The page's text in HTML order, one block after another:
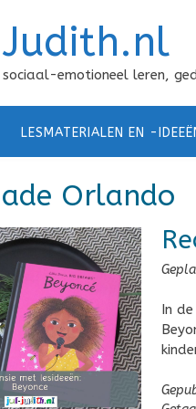
sociaal-emotioneel leren,
LESMATERIALEN EN -
Orlando
In